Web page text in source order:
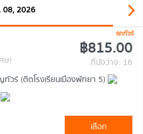
08, 2026
รถทัวร์
ษ)
฿815.00
ที่นั่งว่าง: 16
ร์ (ติดโรงเรียนเมืองพัทยา 5)
เลือก